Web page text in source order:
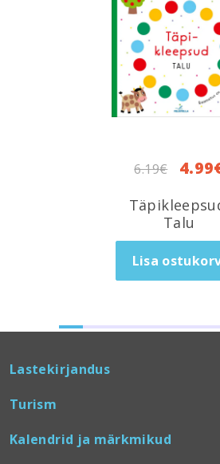
6.19€
Algne
6.19€.
4.99
Talu
Lisa
Lastekirjandus
Turism
Kalendrid ja märkmikud